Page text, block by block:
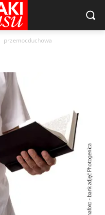
przemocduchowa